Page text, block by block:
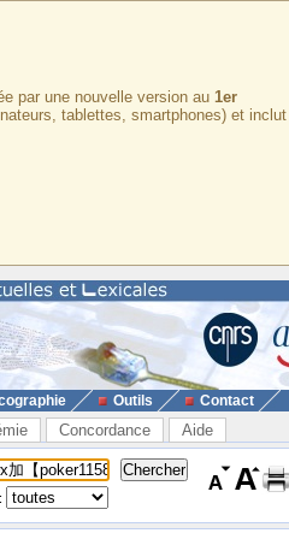
par une nouvelle version au 1er
tablettes, smartphones) et inclut
Outils Contact
Concordance Aide